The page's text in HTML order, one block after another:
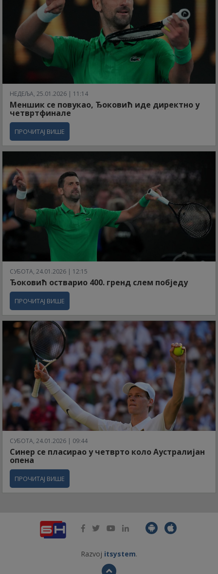
НЕДЕЉА, 25.01.2026 | 11:14
Меншик се повукао, Ђоковић иде директно у
четвртфинале
ПРОЧИТАЈ ВИШЕ
СУБОТА, 24.01.2026 | 12:15
Ђоковић остварио 400. гренд слем побједу
ПРОЧИТАЈ ВИШЕ
СУБОТА, 24.01.2026 | 09:44
Синер се пласирао у четврто коло Аустралијан
опена
ПРОЧИТАЈ ВИШЕ
Razvoj itsystem.